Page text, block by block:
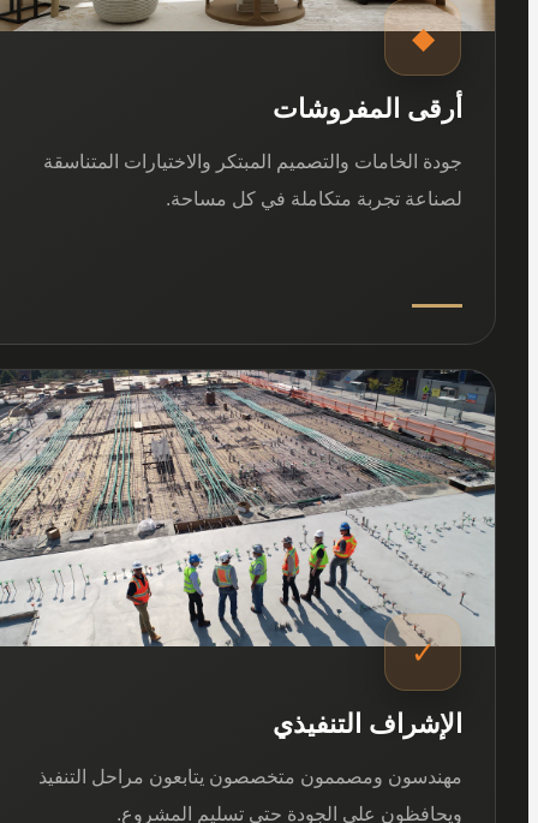
◆
أرقى المفروشات
جودة الخامات والتصميم المبتكر والاختيارات المتناسقة
لصناعة تجربة متكاملة في كل مساحة.
03
✓
الإشراف التنفيذي
مهندسون ومصممون متخصصون يتابعون مراحل التنفيذ
ويحافظون على الجودة حتى تسليم المشروع.